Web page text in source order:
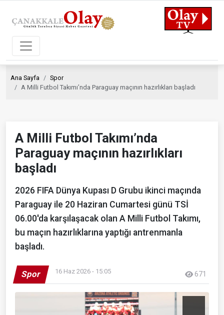
Ana Sayfa
Spor
A Milli Futbol Takımı’nda Paraguay maçının hazırlıkları başladı
A Milli Futbol Takımı’nda
Paraguay maçının hazırlıkları
başladı
2026 FIFA Dünya Kupası D Grubu ikinci maçında
Paraguay ile 20 Haziran Cumartesi günü TSİ
06.00'da karşılaşacak olan A Milli Futbol Takımı,
bu maçın hazırlıklarına yaptığı antrenmanla
başladı.
Spor 16 Haz 2026 - 15:05 671